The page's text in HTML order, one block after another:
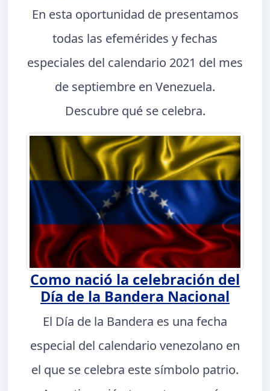
En esta oportunidad de presentamos
todas las efemérides y fechas
especiales del calendario 2021 del mes
de septiembre en Venezuela.
Descubre qué se celebra.
Como nació la celebración del
Día de la Bandera Nacional
El Día de la Bandera es una fecha
especial del calendario venezolano en
el que se celebra este símbolo patrio.